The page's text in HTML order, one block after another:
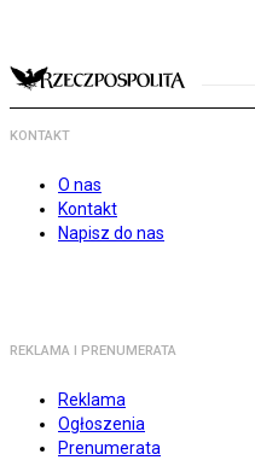
KONTAKT
O nas
Kontakt
Napisz do nas
REKLAMA I PRENUMERATA
Reklama
Ogłoszenia
Prenumerata